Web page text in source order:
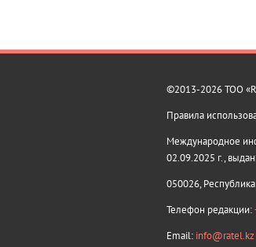
©2013-2026 ТОО
Правила
Международное
02.09.2025 г.,
050026,
Телефон редакции:
Email: info@ratel.kz